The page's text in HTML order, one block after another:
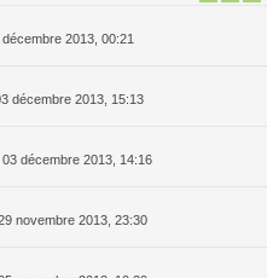
décembre 2013, 00:21
décembre 2013, 15:13
03 décembre 2013, 14:16
novembre 2013, 23:30